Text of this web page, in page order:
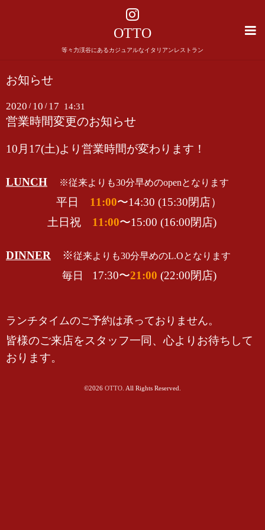
OTTO
等々力渓谷にあるカジュアルなイタリアンレストラン
お知らせ
2020 / 10 / 17 14:31
営業時間変更のお知らせ
10月17(土)より営業時間が変わります！
LUNCH ※従来よりも30分早めのopenとなります
平日 11:00〜14:30 (15:30閉店）
土日祝 11:00〜15:00 (16:00閉店)
DINNER ※従来よりも30分早めのL.Oとなります
毎日 17:30〜21:00 (22:00閉店)
ランチタイムのご予約は承っておりません。
皆様のご来店をスタッフ一同、心よりお待ちして
おります。
©2026 OTTO . All Rights Reserved.